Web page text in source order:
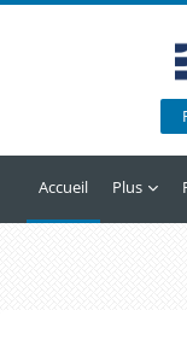
Accueil Plus